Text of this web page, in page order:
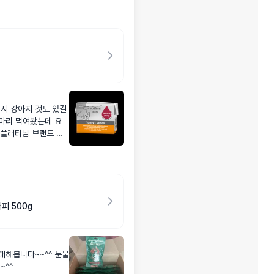
강아지 것도 있길
리 먹여봤는데 요
래티넘 브랜드 앞
료가 있어서 이건
어 전부 다 잘먹엇
피 500g